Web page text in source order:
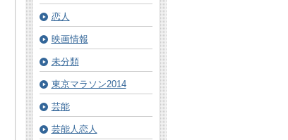
恋人
映画情報
未分類
東京マラソン2014
芸能
芸能人恋人